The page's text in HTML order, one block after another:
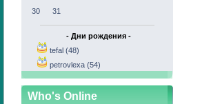
30
31
- Дни рождения -
tefal (48)
petrovlexa (54)
Who's Online